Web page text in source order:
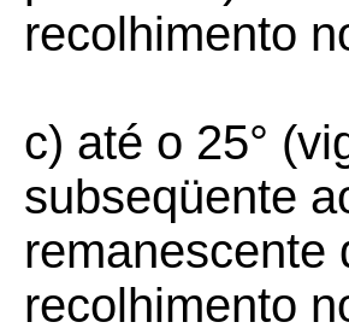
recolhimento
c) até o 25°
subseqüente
remanescente
recolhimento